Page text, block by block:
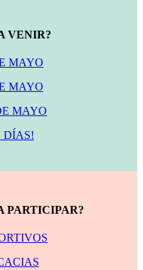
VENIR?
MAYO
MAYO
MAYO
DÍAS!
PARTICIPAR?